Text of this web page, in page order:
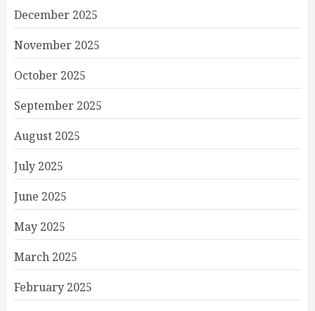
December 2025
November 2025
October 2025
September 2025
August 2025
July 2025
June 2025
May 2025
March 2025
February 2025